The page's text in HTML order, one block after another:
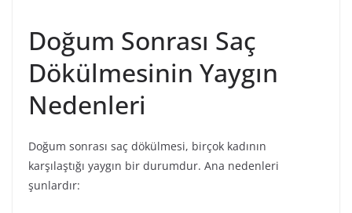
Doğum Sonrası Saç
Dökülmesinin Yaygın
Nedenleri
Doğum sonrası saç dökülmesi, birçok kadının
karşılaştığı yaygın bir durumdur. Ana nedenleri
şunlardır: